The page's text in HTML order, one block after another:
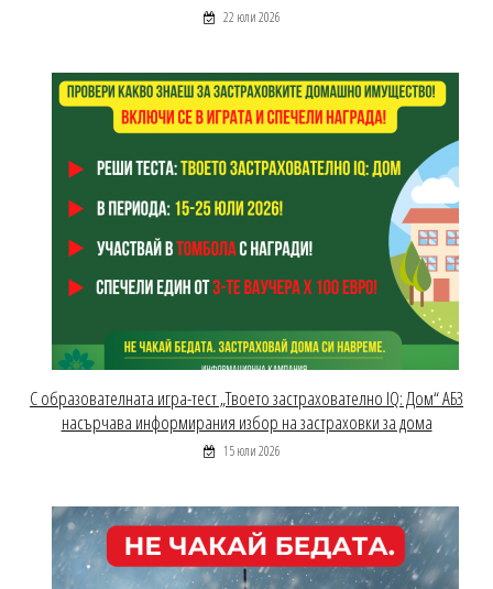
22 юли 2026
С образователната игра-тест „Твоето застрахователно IQ: Дом“ АБЗ
насърчава информирания избор на застраховки за дома
15 юли 2026